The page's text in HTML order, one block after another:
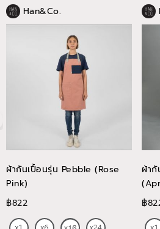
Han&Co.
ผ้ากันเปื้อนรุ่น Pebble (Rose
Pink)
฿822
ผ้า
฿